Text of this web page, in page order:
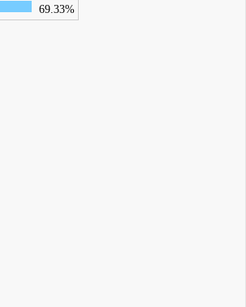
69.33%